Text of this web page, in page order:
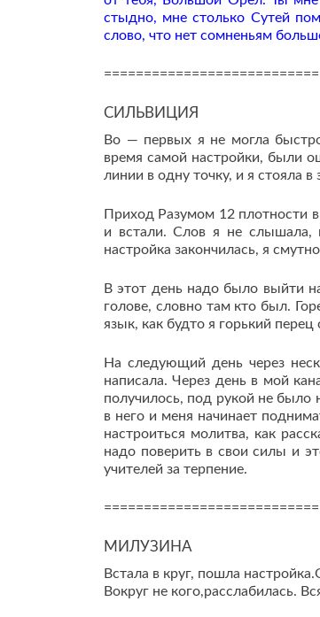
стыдно, мне столько Сутей
слово, что нет сомненьям
СИЛЬВИЦИЯ
Во — первых я не могла
время самой настройки, были
линии в одну точку, и я стояла
Приход Разумом 12 плотности
и встали. Слов я не слышала,
настройка закончилась, я
В этот день надо было выйти
голове, словно там кто был.
язык, как будто я горький перец
На следующий день через
написала. Через день в мой
получилось, под рукой не было
в него и меня начинает
настроиться молитва, как
надо поверить в свои силы и
учителей за терпение.
МИЛУЗИНА
Встала в круг, пошла
Вокруг не кого,расслабилась.